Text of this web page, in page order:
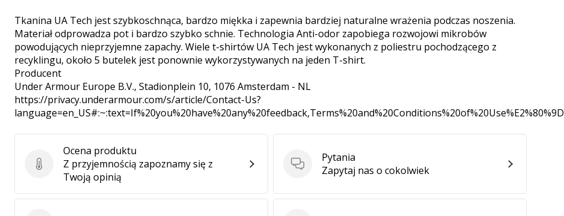
Tkanina UA Tech jest szybkoschnąca, bardzo miękka i zapewnia bardziej naturalne wrażenia podczas noszenia.
Materiał odprowadza pot i bardzo szybko schnie. Technologia Anti-odor zapobiega rozwojowi mikrobów
powodujących nieprzyjemne zapachy. Wiele t-shirtów UA Tech jest wykonanych z poliestru pochodzącego z
recyklingu, około 5 butelek jest ponownie wykorzystywanych na jeden T-shirt.
Producent
Under Armour Europe B.V., Stadionplein 10, 1076 Amsterdam - NL
https://privacy.underarmour.com/s/article/Contact-Us?
language=en_US#:~:text=If%20you%20have%20any%20feedback,Terms%20and%20Conditions%20of%20Use%E2%80%9D
Ocena produktu
Ocena produktu
Z przyjemnością zapoznamy się z
Twoją opinią
Pytania
Pytania
Zapytaj nas o cokolwiek